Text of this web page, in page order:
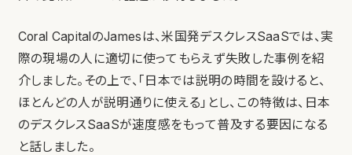
Coral CapitalのJamesは、米国発デスクレスSaaSでは、実
際の現場の人に適切に使ってもらえず失敗した事例を紹
介しました。その上で、「日本では説明の時間を設けると、
ほとんどの人が説明通りに使える」とし、この特徴は、日本
のデスクレスSaaSが速度感をもって普及する要因になる
と話しました。